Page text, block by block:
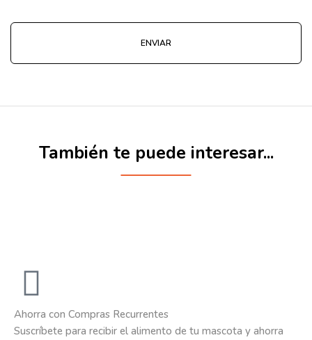
También te puede interesar...
Ahorra con Compras Recurrentes
Suscríbete para recibir el alimento de tu mascota y ahorra